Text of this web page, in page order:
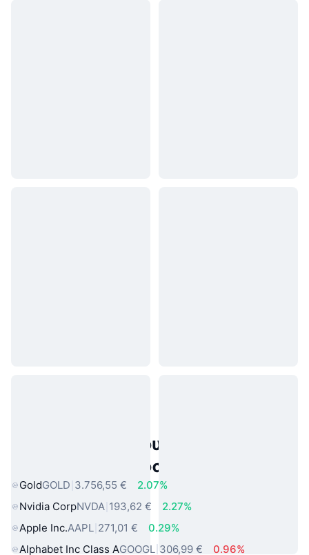
Δημοφιλή περιουσιακά στοιχεία
πραγματικού κόσμου
GoldGOLD 3.756,55 €
2.07%
Nvidia CorpNVDA 193,62 €
2.27%
Apple Inc.AAPL 271,01 €
0.29%
Alphabet Inc Class AGOOGL 306,99 € 0.96%